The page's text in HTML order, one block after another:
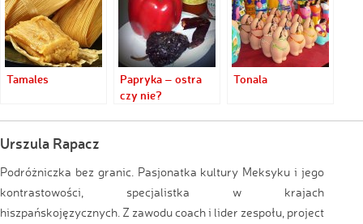
Tamales
Papryka – ostra
czy nie?
Tonala
Urszula Rapacz
Podróżniczka bez granic. Pasjonatka kultury Meksyku i jego
kontrastowości, specjalistka w krajach
hiszpańskojęzycznych. Z zawodu coach i lider zespołu, project